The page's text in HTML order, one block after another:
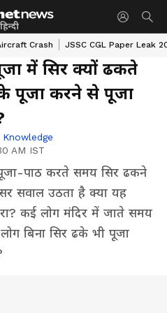
हिन्दी
Crash JSSC CGL Paper Leak
में सिर क्यों ढकते
पूजा करने से पूजा
Knowledge
AM IST
पाठ करते समय सिर ढकने
सवाल उठता है क्या यह
कई लोग मंदिर में जाते समय
बिना सिर ढके भी पूजा